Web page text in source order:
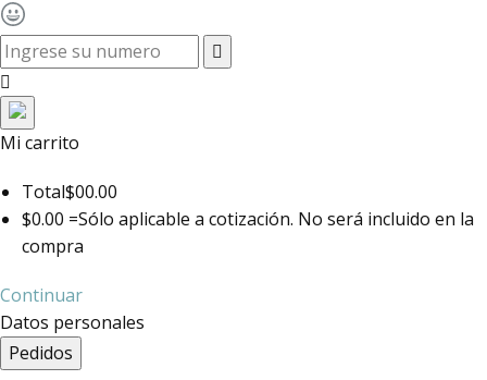
toggle navigation
Mi carrito
Total$00.00
$0.00 =Sólo aplicable a cotización. No será incluido en la
compra
Continuar
Datos personales